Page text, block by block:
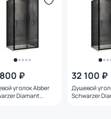
₽
уголок Abber
Diamant
32 100 ₽
Душевой
Schwarzer